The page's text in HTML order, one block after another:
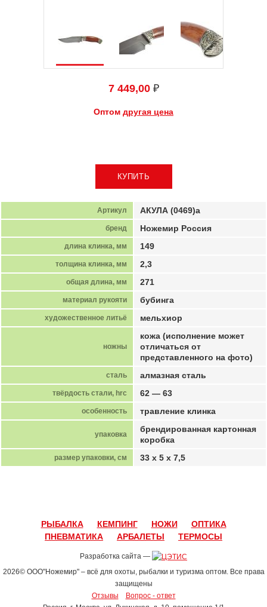
7 449,00₽
Оптом другая цена
Артикул АКУЛА (0469)а
бренд Ножемир Россия
длина клинка, мм 149
толщина клинка, мм 2,3
общая длина, мм 271
материал рукояти бубинга
художественное литьё мельхиор
ножны
кожа (исполнение может
отличаться от
представленного на фото)
сталь алмазная сталь
твёрдость стали, hrc 62 — 63
особенность травление клинка
упаковка
брендированная картонная
коробка
размер упаковки, см 33 х 5 х 7,5
РЫБАЛКА КЕМПИНГ НОЖИ
ОПТИКА
ПНЕВМАТИКА
АРБАЛЕТЫ ТЕРМОСЫ
Разработка сайта —
2026© ООО"Ножемир" – всё для охоты, рыбалки и туризма оптом. Все права
защищены
Отзывы
Вопрос - ответ